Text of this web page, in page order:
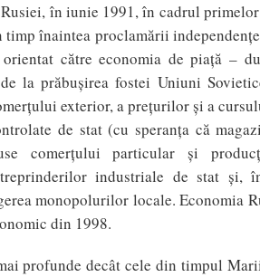
în iunie 1991, în cadrul
înaintea proclamării
către economia de piaţă –
la prăbuşirea fostei Uniuni
exterior, a preţurilor şi a
de stat (cu speranţa că
comerţului particular şi
industriale de stat şi,
monopolurilor locale. Economia
din 1998.
profunde decât cele din timpul